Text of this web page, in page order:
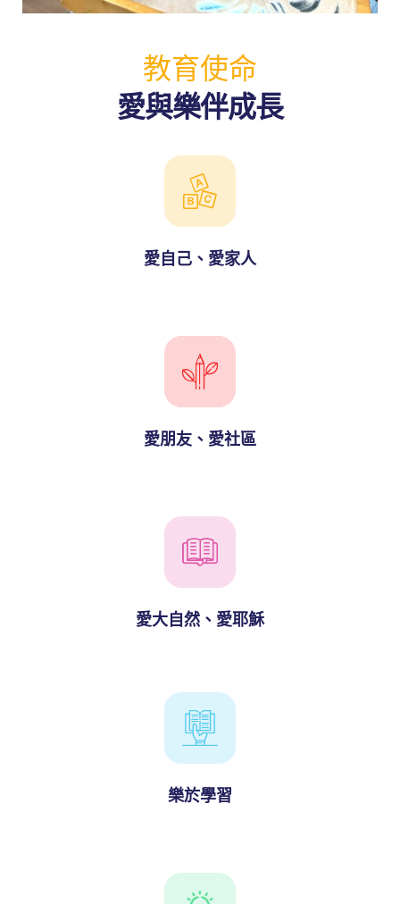
教育使命
愛與樂伴成長
愛自己、愛家人
愛朋友、愛社區
愛大自然、愛耶穌
樂於學習